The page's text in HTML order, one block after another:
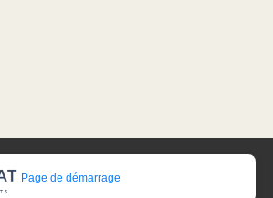
Page de démarrage